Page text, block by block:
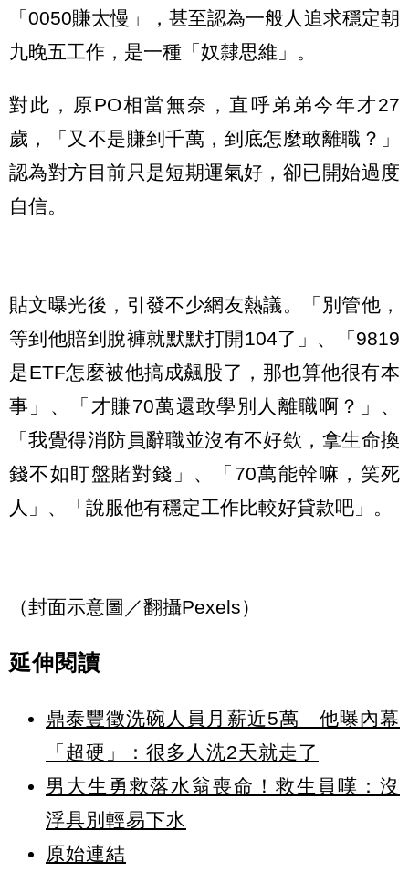
「0050賺太慢」，甚至認為一般人追求穩定朝
九晚五工作，是一種「奴隸思維」。
對此，原PO相當無奈，直呼弟弟今年才27
歲，「又不是賺到千萬，到底怎麼敢離職？」
認為對方目前只是短期運氣好，卻已開始過度
自信。
貼文曝光後，引發不少網友熱議。「別管他，
等到他賠到脫褲就默默打開104了」、「9819
是ETF怎麼被他搞成飆股了，那也算他很有本
事」、「才賺70萬還敢學別人離職啊？」、
「我覺得消防員辭職並沒有不好欸，拿生命換
錢不如盯盤賭對錢」、「70萬能幹嘛，笑死
人」、「說服他有穩定工作比較好貸款吧」。
（封面示意圖／翻攝Pexels）
延伸閱讀
鼎泰豐徵洗碗人員月薪近5萬 他曝內幕
「超硬」：很多人洗2天就走了
男大生勇救落水翁喪命！救生員嘆：沒
浮具別輕易下水
原始連結